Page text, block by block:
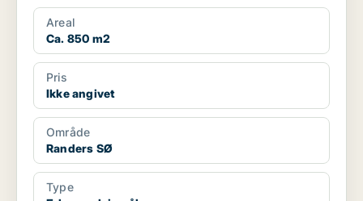
Areal
Ca. 850 m2
Pris
Ikke angivet
Område
Randers SØ
Type